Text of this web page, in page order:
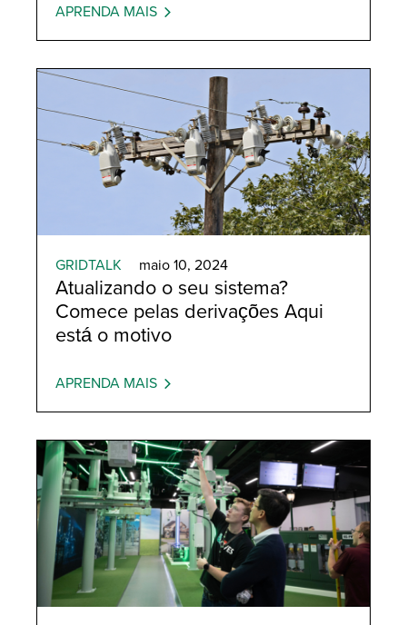
APRENDA MAIS
GRIDTALK maio 10, 2024
Atualizando o seu sistema?
Comece pelas derivações Aqui
está o motivo
APRENDA MAIS